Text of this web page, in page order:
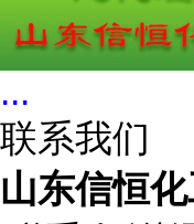
...
联系我们
山东信恒